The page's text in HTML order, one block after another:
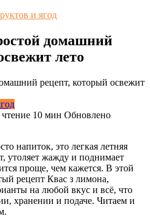
и ягод
домашний
лето
10 мин Обновлено
напиток, это легкая летняя
утоляет жажду и поднимает
проще, чем кажется. В этой
рецепт Квас з лимона,
на любой вкус и всё, что
хранении и подаче. Читаем и